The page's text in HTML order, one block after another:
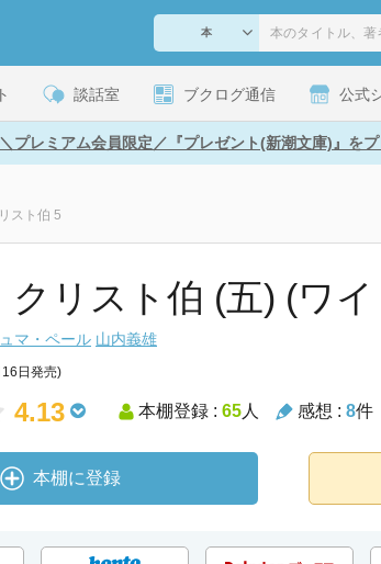
談話室 ブクログ通信 公式
＼プレミアム会員限定／『プレゼント(新潮文庫)』をプ
スト伯 5
クリスト伯 (五) (ワ
マ・ペール 山内義雄
日発売)
4.13 本棚登録 : 65人 感想 : 8件
本棚に登録